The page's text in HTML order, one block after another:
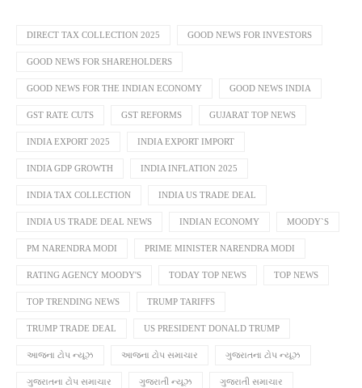
DIRECT TAX COLLECTION 2025 GOOD NEWS FOR INVESTORS
GOOD NEWS FOR SHAREHOLDERS
GOOD NEWS FOR THE INDIAN ECONOMY GOOD NEWS INDIA
GST RATE CUTS GST REFORMS GUJARAT TOP NEWS
INDIA EXPORT 2025 INDIA EXPORT IMPORT
INDIA GDP GROWTH INDIA INFLATION 2025
INDIA TAX COLLECTION INDIA US TRADE DEAL
INDIA US TRADE DEAL NEWS INDIAN ECONOMY MOODY`S
PM NARENDRA MODI PRIME MINISTER NARENDRA MODI
RATING AGENCY MOODY'S TODAY TOP NEWS TOP NEWS
TOP TRENDING NEWS TRUMP TARIFFS
TRUMP TRADE DEAL US PRESIDENT DONALD TRUMP
આજના ટોપ ન્યૂઝ આજના ટોપ સમાચાર ગુજરાતના ટોપ ન્યૂઝ
ગુજરાતના ટોપ સમાચાર ગુજરાતી ન્યૂઝ ગુજરાતી સમાચાર